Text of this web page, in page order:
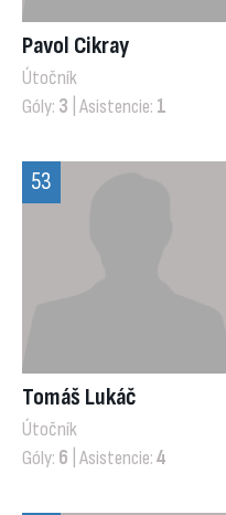
Pavol Cikray
Útočník
Góly: 3 | Asistencie: 1
53
Tomáš Lukáč
Útočník
Góly: 6 | Asistencie:4